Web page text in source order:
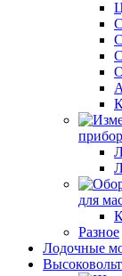
для
Разное
Лодочные